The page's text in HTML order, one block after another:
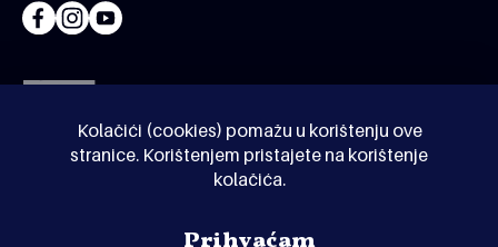
Kolačići (cookies) pomažu u korištenju ove
stranice. Korištenjem pristajete na korištenje
kolačića.
© Kinoholik 2026. Kinoholik nije organizator programa.